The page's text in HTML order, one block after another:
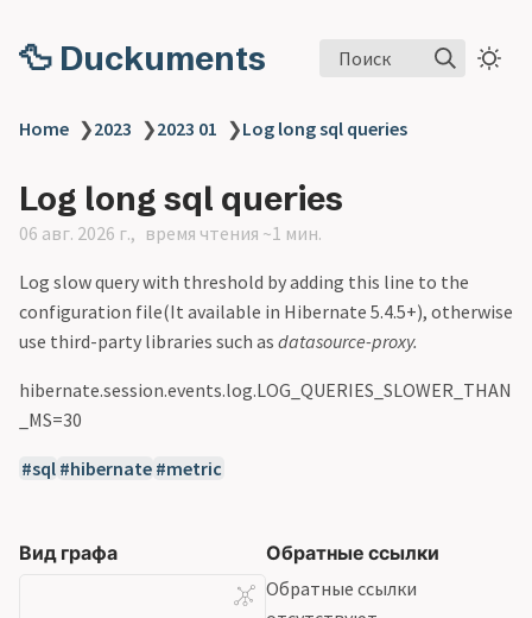
🦆 Duckuments Поиск
Home ❯2023 ❯2023 01 ❯Log long sql queries
Log long sql queries
06 авг. 2026 г. время чтения ~1 мин.
Log slow query with threshold by adding this line to the
configuration file(It available in Hibernate 5.4.5+), otherwise
use third-party libraries such as datasource-proxy.
hibernate.session.events.log.LOG_QUERIES_SLOWER_THAN
_MS=30
sql hibernate metric
Вид графа
Обратные ссылки
Обратные ссылки